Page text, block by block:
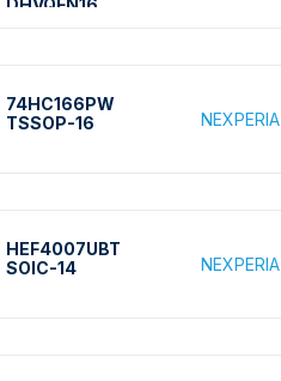
DHVQFN16
74HC166PW
TSSOP-16
NEXPERIA
HEF4007UBT
SOIC-14
NEXPERIA